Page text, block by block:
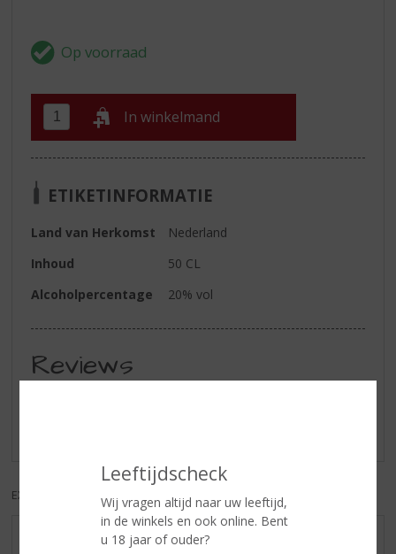
Leeftijdscheck
Wij vragen altijd naar uw leeftijd,
in de winkels en ook online. Bent
u 18 jaar of ouder?
In winkelmand
ETIKETINFORMATIE
Land van Herkomst
Nederland
Inhoud
50 CL
Alcoholpercentage
20% vol
Reviews
EXCL. BTW INCL. BTW
AANBIEDINGEN